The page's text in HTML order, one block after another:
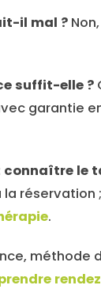
il mal ?
suffit-elle ?
garantie
connaître le
la réservation
.
méthode